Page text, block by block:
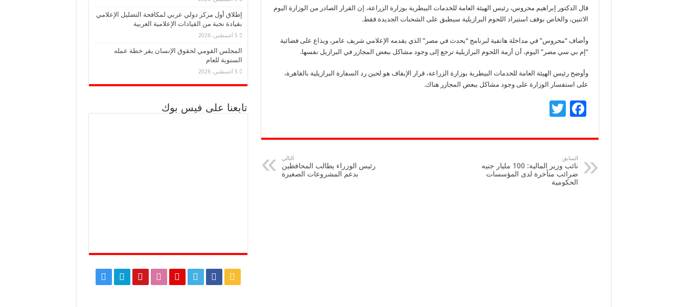
قال الدكتور إبراهيم محروس، رئيس الهيئة العامة للخدمات البيطرية بوزارة الزراعة، إن القرار الصادر من الوزارة اليوم
الاثنين، والخاص بوقف استيراد اللحوم البرازيلية سيطبق على الشحنات الجديدة فقط.
وأضاف “محروس” في مداخلة هاتفية لبرنامج “يحدث في مصر” الذي يقدمه الإعلامي شريف عامر، ويذاع على فضائية
“إم بي سي مصر” اليوم، أن أزمة اللحوم البرازيلية ترجع إلى وجود مشاكل ببعض المجازر في البرازيل نفسها.
وأوضح رئيس الهيئة العامة للخدمات البيطرية بوزارة الزراعة، قرار الإيقاف هو لحين رد السفارة البرازيلية بالقاهرة،
على استفسار الوزارة على وجود مشاكل ببعض المجازر هناك.
F
e
b
o
o
tt
er
السابق
نائب وزير المالية: 100 مليار جنيه
ضرائب متأخرة لدى المؤسسات
الحكومية
التالي
رئيس الوزراء يطالب المحافظين
بدعم المشروعات الصغيرة
إطلاق أول مركز دولي عربي لمكافحة التضليل الإعلامي
بقيادة نخبة من القيادات الإعلامية العربية
5 أغسطس، 2026
المجلس القومي لحقوق الإنسان يقر خطة عمله
السنوية للعام
5 أغسطس، 2026
تابعنا على فيس بوك